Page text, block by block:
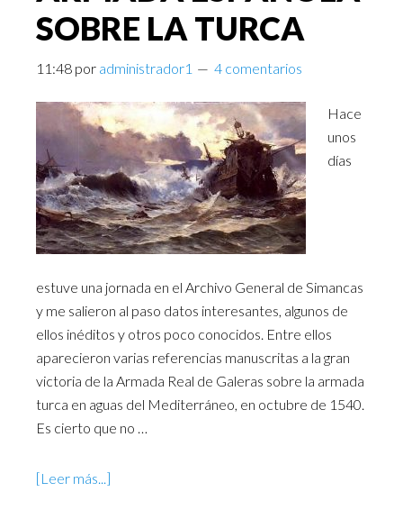
SOBRE LA TURCA
11:48 por administrador1 4 comentarios
Hace
unos
días
estuve una jornada en el Archivo General de Simancas
y me salieron al paso datos interesantes, algunos de
ellos inéditos y otros poco conocidos. Entre ellos
aparecieron varias referencias manuscritas a la gran
victoria de la Armada Real de Galeras sobre la armada
turca en aguas del Mediterráneo, en octubre de 1540.
Es cierto que no …
[Leer más...]